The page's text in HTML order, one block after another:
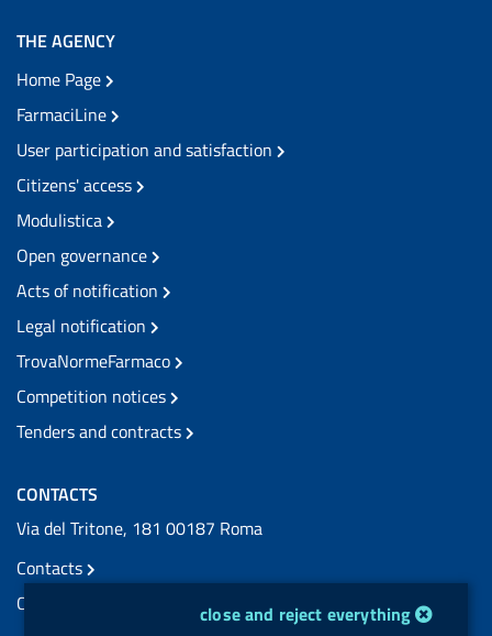
cookie management moduleclose and reject everything
THE AGENCY
Home Page
FarmaciLine
User participation and satisfaction
Citizens' access
Modulistica
Open governance
Acts of notification
Legal notification
TrovaNormeFarmaco
Competition notices
Tenders and contracts
CONTACTS
Via del Tritone, 181 00187 Roma
Contacts
Certified e-mail (PEC) contacts